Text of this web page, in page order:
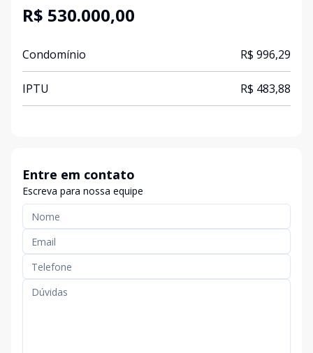
R$ 530.000,00
Condomínio R$ 996,29
IPTU R$ 483,88
Entre em contato
Escreva para nossa equipe